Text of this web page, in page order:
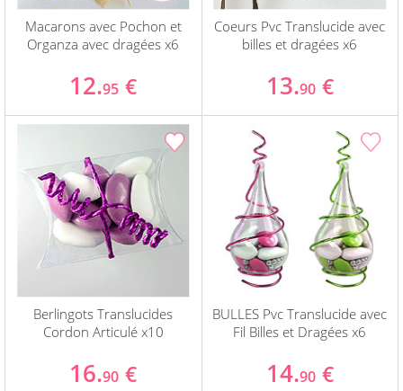
Macarons avec Pochon et
Organza avec dragées x6
12.95 €
Coeurs Pvc Translucide avec
billes et dragées x6
13.90 €
Berlingots Translucides
Cordon Articulé x10
16.90 €
BULLES Pvc Translucide avec
Fil Billes et Dragées x6
14.90 €